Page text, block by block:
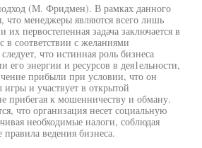
(М. Фридмен). В рамках данного
что менеджеры являются всего лишь
первостепенная задача заключается в
в соответствии с желаниями
что истинная роль бизнеса
его энергии и ресурсов в дея1ельности,
прибыли при условии, что он
и участвует в открытой
прибегая к мошенничеству и обману.
что организация несет социальную
необходимые налоги, соблюдая
ведения бизнеса.